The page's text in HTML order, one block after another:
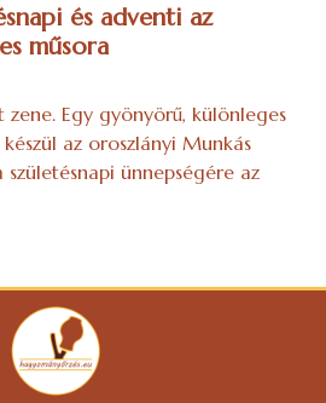
és adventi az
műsora
zene. Egy gyönyörű, különleges
az oroszlányi Munkás
születésnapi ünnepségére az